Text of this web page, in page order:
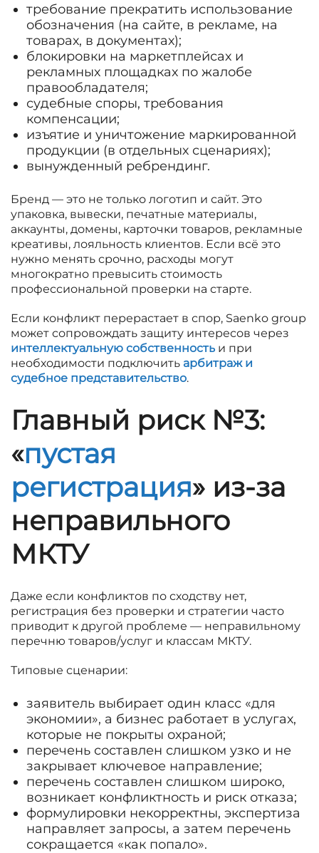
требование прекратить использование
обозначения (на сайте, в рекламе, на
товарах, в документах);
блокировки на маркетплейсах и
рекламных площадках по жалобе
правообладателя;
судебные споры, требования
компенсации;
изъятие и уничтожение маркированной
продукции (в отдельных сценариях);
вынужденный ребрендинг.
Бренд — это не только логотип и сайт. Это
упаковка, вывески, печатные материалы,
аккаунты, домены, карточки товаров, рекламные
креативы, лояльность клиентов. Если всё это
нужно менять срочно, расходы могут
многократно превысить стоимость
профессиональной проверки на старте.
Если конфликт перерастает в спор, Saenko group
может сопровождать защиту интересов через
интеллектуальную собственность и при
необходимости подключить арбитраж и
судебное представительство.
Главный риск №3:
«пустая
регистрация» из-за
неправильного
МКТУ
Даже если конфликтов по сходству нет,
регистрация без проверки и стратегии часто
приводит к другой проблеме — неправильному
перечню товаров/услуг и классам МКТУ.
Типовые сценарии:
заявитель выбирает один класс «для
экономии», а бизнес работает в услугах,
которые не покрыты охраной;
перечень составлен слишком узко и не
закрывает ключевое направление;
перечень составлен слишком широко,
возникает конфликтность и риск отказа;
формулировки некорректны, экспертиза
направляет запросы, а затем перечень
сокращается «как попало».